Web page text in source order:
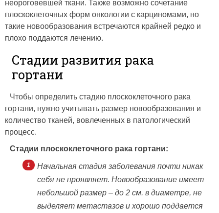
неороговевшей ткани. Также возможно сочетание
плоскоклеточных форм онкологии с карциномами, но
такие новообразования встречаются крайней редко и
плохо поддаются лечению.
Стадии развития рака
гортани
Чтобы определить стадию плоскоклеточного рака
гортани, нужно учитывать размер новообразования и
количество тканей, вовлеченных в патологический
процесс.
Стадии плоскоклеточного рака гортани:
Начальная стадия заболевания почти никак
себя не проявляет. Новообразование имеет
небольшой размер – до 2 см. в диаметре, не
выделяет метастазов и хорошо поддается